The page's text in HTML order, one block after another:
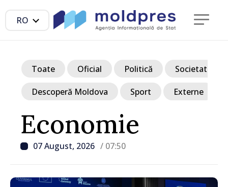
RO
Economie
07 August, 2026 / 07:50
Toate Oficial Politică Societate
Descoperă Moldova Sport Externe